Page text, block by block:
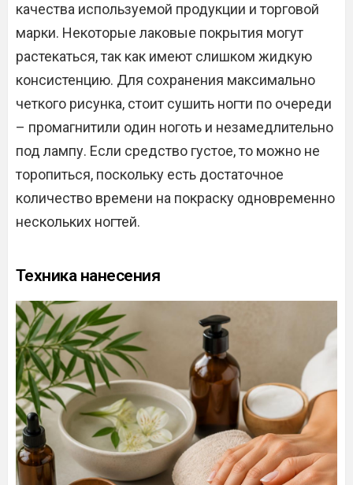
качества используемой продукции и торговой
марки. Некоторые лаковые покрытия могут
растекаться, так как имеют слишком жидкую
консистенцию. Для сохранения максимально
четкого рисунка, стоит сушить ногти по очереди
– промагнитили один ноготь и незамедлительно
под лампу. Если средство густое, то можно не
торопиться, поскольку есть достаточное
количество времени на покраску одновременно
нескольких ногтей.
Техника нанесения